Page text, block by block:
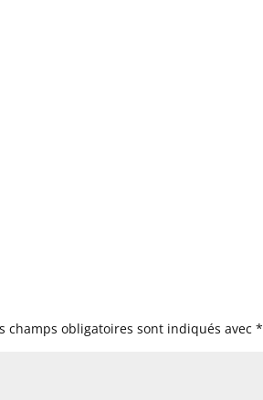
champs obligatoires sont indiqués avec*